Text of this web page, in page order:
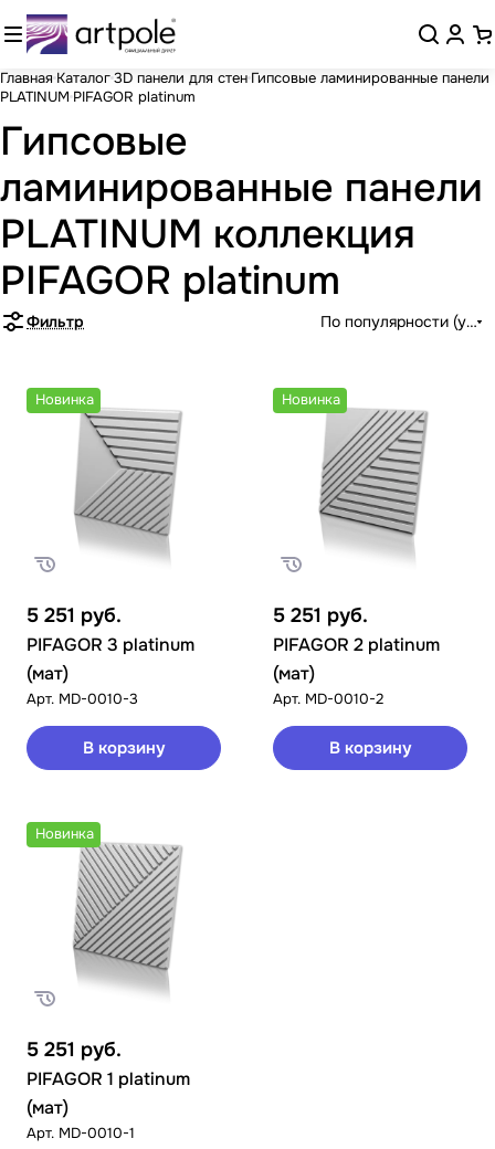
Главная Каталог3D панели для стен Гипсовые ламинированные панели
PLATINUM PIFAGOR platinum
Гипсовые
ламинированные панели
PLATINUM коллекция
PIFAGOR platinum
Фильтр По популярности
Новинка
5 251 руб.
PIFAGOR 3 platinum
(мат)
Арт. MD-0010-3
В корзину
Новинка
5 251 руб.
PIFAGOR 2 platinum
(мат)
Арт. MD-0010-2
В корзину
Новинка
5 251 руб.
PIFAGOR 1 platinum
(мат)
Арт. MD-0010-1